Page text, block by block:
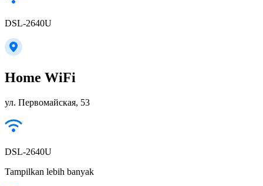
DSL-2640U
Home WiFi
ул. Первомайская, 53
DSL-2640U
Tampilkan lebih banyak